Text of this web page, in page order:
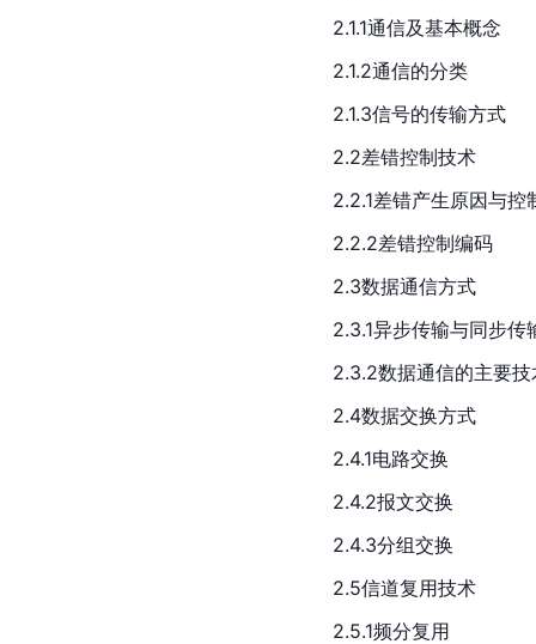
2.1.1通信及基本概念
2.1.2通信的分类
2.1.3信号的传输方式
2.2差错控制技术
2.2.1差错产生原因与控
2.2.2差错控制编码
2.3数据通信方式
2.3.1异步传输与同步传
2.3.2数据通信的主要技
2.4数据交换方式
2.4.1电路交换
2.4.2报文交换
2.4.3分组交换
2.5信道复用技术
2.5.1频分复用